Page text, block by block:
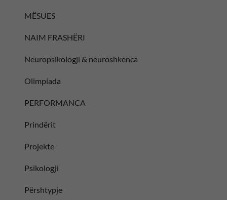
MËSUES
NAIM FRASHËRI
Neuropsikologji & neuroshkenca
Olimpiada
PERFORMANCA
Prindërit
Projekte
Psikologji
Përshtypje